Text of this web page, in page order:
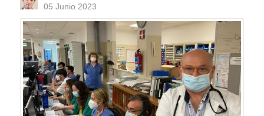
05 Junio 2023